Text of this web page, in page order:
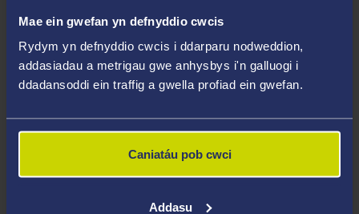
Mae ein gwefan yn defnyddio cwcis
Rydym yn defnyddio cwcis i ddarparu nodweddion,
addasiadau a metrigau gwe anhysbys i'n galluogi i
ddadansoddi ein traffig a gwella profiad ein gwefan.
Caniatáu pob cwci
Addasu
Dirprwy Is-ganghellor, Ymchwil